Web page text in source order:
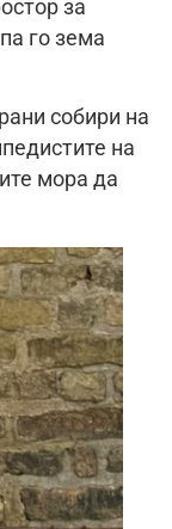
за
го зема
собири на
на
мора да